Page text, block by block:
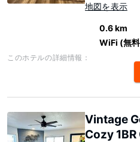
地図を表示
0.6 km
WiFi (無
このホテルの詳細情報：
Vintage
Cozy